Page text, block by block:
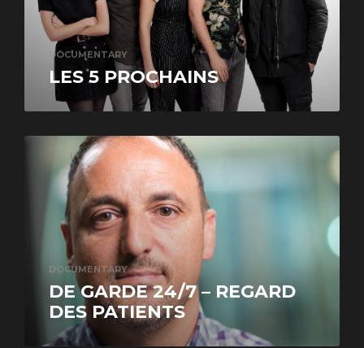
DOCUMENTARY
LES 5 PROCHAINS
DOCUMENTARY
DE GARDE 24/7 – REGARD
DES PATIENTS